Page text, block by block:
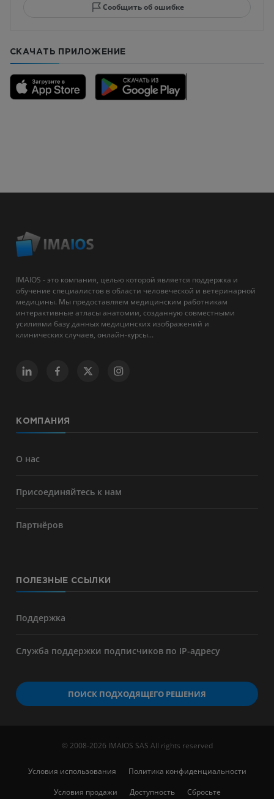
Сообщить об ошибке
СКАЧАТЬ ПРИЛОЖЕНИЕ
IMAIOS - это компания, целью которой является поддержка и
обучение специалистов в области человеческой и ветеринарной
медицины. Мы предоставляем медицинским работникам
интерактивные атласы анатомии, созданную совместными
усилиями базу данных медицинских изображений и
клинических случаев, онлайн-курсы...
КОМПАНИЯ
О нас
Присоединяйтесь к нам
Партнёров
ПОЛЕЗНЫЕ ССЫЛКИ
Поддержка
Служба поддержки подписчиков по IP-адресу
ПОИСК ПОДХОДЯЩЕГО РЕШЕНИЯ
© 2008-2026 IMAIOS SAS All rights reserved
Условия использования
Политика конфиденциальности
Условия продажи
Доступность Сбросьте